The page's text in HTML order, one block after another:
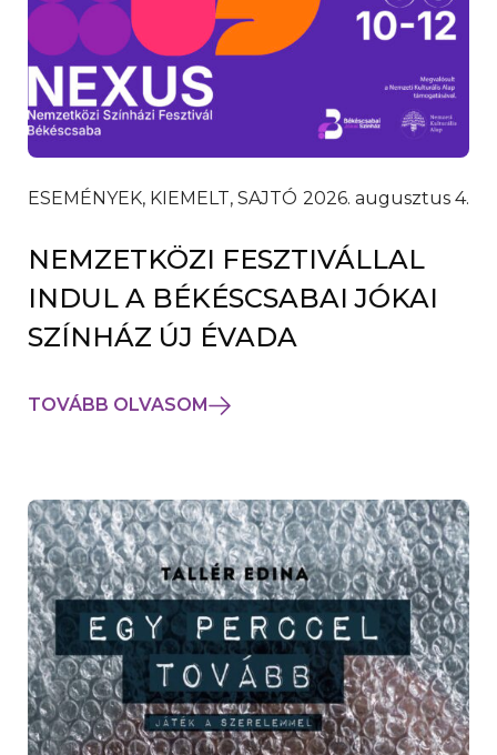
ESEMÉNYEK, KIEMELT, SAJTÓ 2026. augusztus 4.
NEMZETKÖZI FESZTIVÁLLAL
INDUL A BÉKÉSCSABAI JÓKAI
SZÍNHÁZ ÚJ ÉVADA
TOVÁBB OLVASOM